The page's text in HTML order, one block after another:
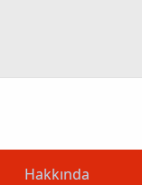
Hakkında